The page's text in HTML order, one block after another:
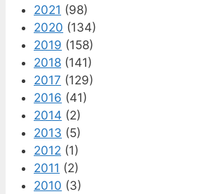
2021 (98)
2020 (134)
2019 (158)
2018 (141)
2017 (129)
2016 (41)
2014 (2)
2013 (5)
2012 (1)
2011 (2)
2010 (3)